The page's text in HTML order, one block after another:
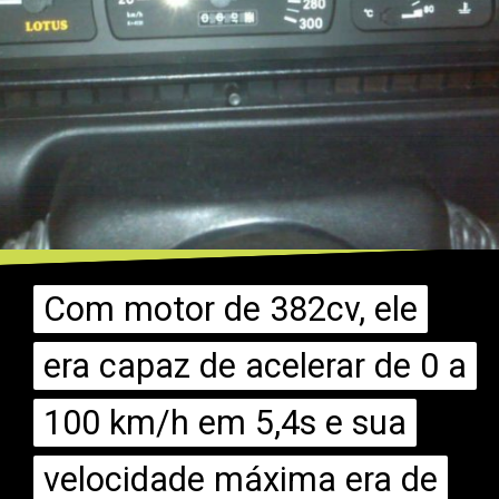
Com motor de 382cv, ele
era capaz de acelerar de 0 a
100 km/h em 5,4s e sua
velocidade máxima era de
Com motor de 382cv, ele
era capaz de acelerar de 0 a
100 km/h em 5,4s e sua
velocidade máxima era de